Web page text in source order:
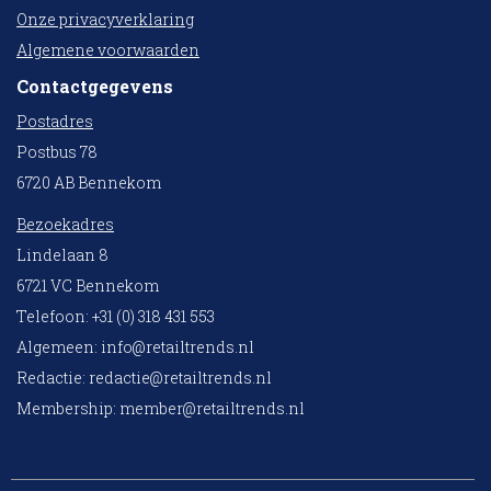
Onze privacyverklaring
Algemene voorwaarden
Contactgegevens
Postadres
Postbus 78
6720 AB Bennekom
Bezoekadres
Lindelaan 8
6721 VC Bennekom
Telefoon: +31 (0) 318 431 553
Algemeen: info@retailtrends.nl
Redactie: redactie@retailtrends.nl
Membership: member@retailtrends.nl